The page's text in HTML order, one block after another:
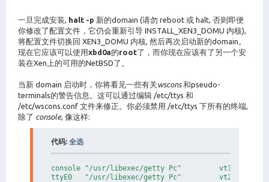
#
#    phy:DEV,VDEV,MODE
#
# where DEV is the device, VDEV is the device
# and MODE is r for read-only, w for read-write.
# file-backed domains using disk entries of the
#
#
# where PATH is the path to the file used as the
# and MODE have the same meaning as for ``phy''
# VDEV doesn't really matter for a NetBSD guest
# Worse, the device has to exist in /dev/ of
# on domain0, with the major/minor from Linux :(
# Alternatively it's possible to specify the device
一旦完成安装, halt -p 新的domain (请勿 reboot 或 halt, 否则即便
你修改了配置文件，它仍会重新引导 INSTALL_XEN3_DOMU 内核),
将配置文件切换回 XEN3_DOMU 内核, 然后再次启动新的domain。
现在它应该可以使用xbd0a的root了，而你现在应该有了另一个安
装在Xen上的可用的NetBSD了。
当新 domain 启动时，你将看见一些有关wscons和pseudo-
terminals的警告信息。这可以通过编辑 /etc/ttys 和
/etc/wscons.conf 文件来修正。你必须禁用 /etc/ttys 下所有的终端,
除了 console, 像这样:
代码: 全选
console "/usr/libexec/getty Pc"         vt100   on
ttyE0   "/usr/libexec/getty Pc"         vt220   off